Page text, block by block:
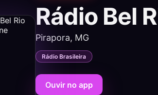
Rádio Bel
Pirapora, MG
Rádio Brasileira
Ouvir no app